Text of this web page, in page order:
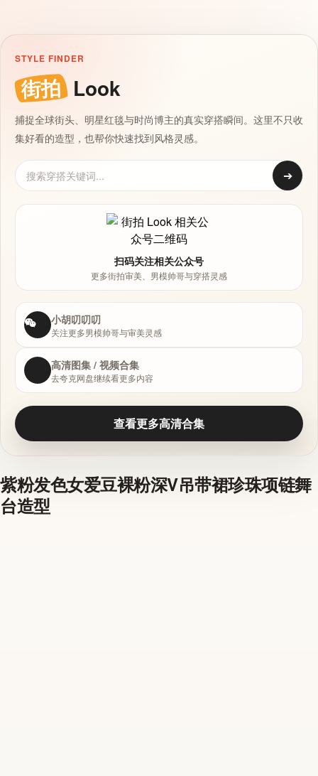
STYLE FINDER
街拍 Look
捕捉全球街头、明星红毯与时尚博主的真实穿搭瞬间。这里不只收
集好看的造型，也帮你快速找到风格灵感。
➔
扫码关注相关公众号
更多街拍审美、男模帅哥与穿搭灵感
小胡叨叨叨
关注更多男模帅哥与审美灵感
高清图集 / 视频合集
去夸克网盘继续看更多内容
查看更多高清合集
紫粉发色女爱豆裸粉深V吊带裙珍珠项链舞
台造型